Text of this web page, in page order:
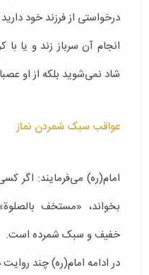
درخواستی از فرزند خود
انجام آن سرباز زند و یا با
شاد نمی‌شوید بلکه از او
عواقب سبک شمردن نماز
امام(ره) می‌فرمایند: اگر
بخواند، «‌مستخف
خفیف و سبک شمرده است.
در ادامه امام(ره) چند